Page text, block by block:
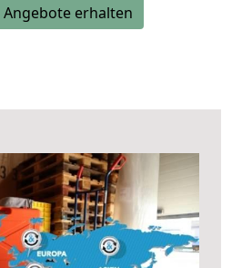
Angebote erhalten